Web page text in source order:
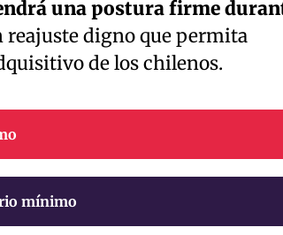
una postura firme
reajuste digno que permita
de los chilenos.
mínimo